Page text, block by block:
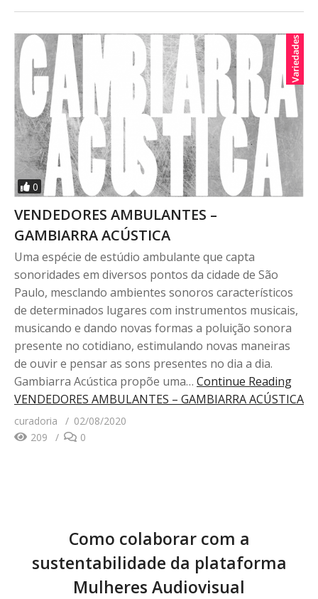
0
VENDEDORES AMBULANTES –
GAMBIARRA ACÚSTICA
Uma espécie de estúdio ambulante que capta
sonoridades em diversos pontos da cidade de São
Paulo, mesclando ambientes sonoros característicos
de determinados lugares com instrumentos musicais,
musicando e dando novas formas a poluição sonora
presente no cotidiano, estimulando novas maneiras
de ouvir e pensar as sons presentes no dia a dia.
Gambiarra Acústica propõe uma… Continue Reading
VENDEDORES AMBULANTES – GAMBIARRA ACÚSTICA
curadoria
02/08/2020
209
0
Como colaborar com a
sustentabilidade da plataforma
Mulheres Audiovisual